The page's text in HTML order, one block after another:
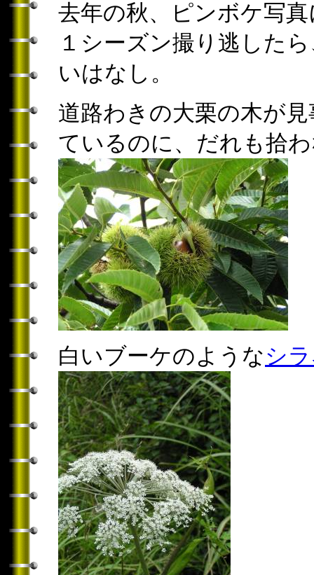
去年の秋、ピンボケ写
１シーズン撮り逃した
いはなし。
道路わきの大栗の木が
ているのに、だれも拾
白いブーケのようなシ